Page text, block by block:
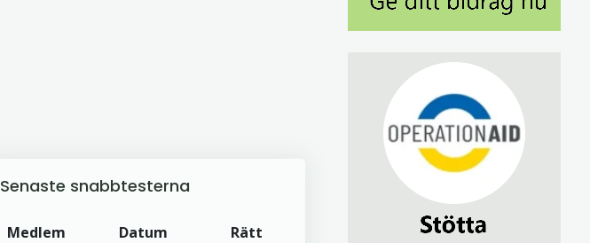
Senaste snabbtesterna
Medlem Datum
Rätt